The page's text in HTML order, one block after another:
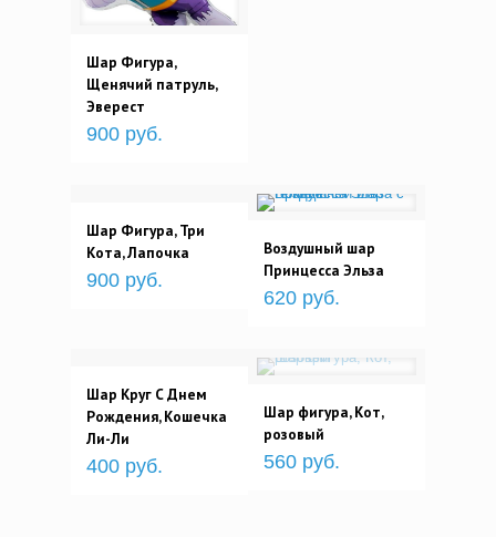
Шар Фигура,
Щенячий патруль,
Эверест
900 руб.
Шар Фигура, Три
Кота, Лапочка
900 руб.
Воздушный шар
Принцесса Эльза
620 руб.
Шар Круг С Днем
Рождения, Кошечка
Ли-Ли
400 руб.
Шар фигура, Кот,
розовый
560 руб.